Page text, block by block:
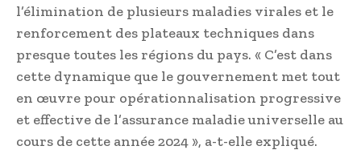
l’élimination de plusieurs maladies virales et le
renforcement des plateaux techniques dans
presque toutes les régions du pays. « C’est dans
cette dynamique que le gouvernement met tout
en œuvre pour opérationnalisation progressive
et effective de l’assurance maladie universelle au
cours de cette année 2024 », a-t-elle expliqué.